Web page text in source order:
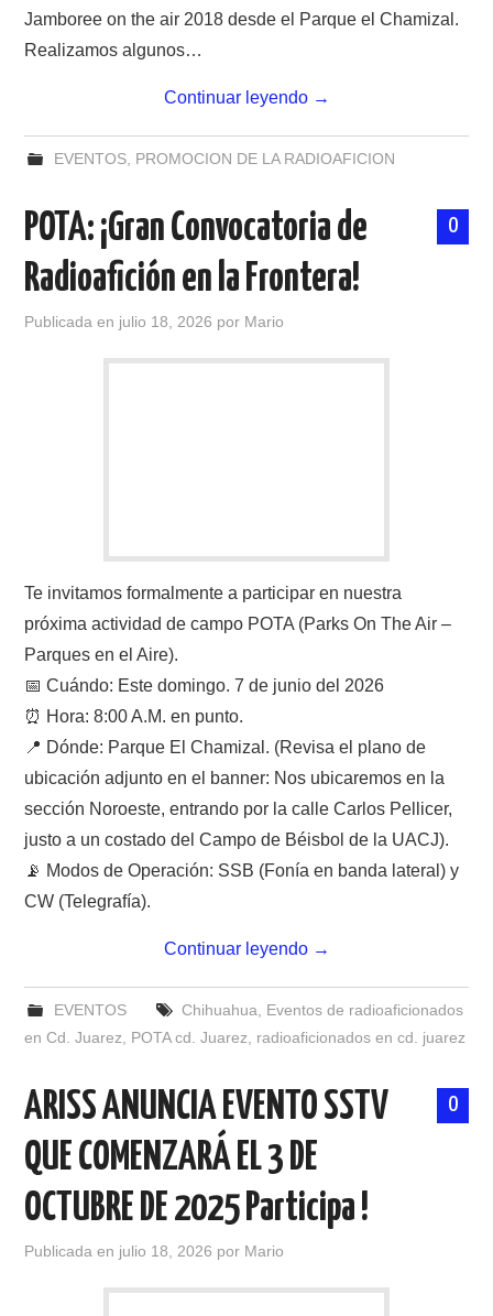
Jamboree on the air 2018 desde el Parque el Chamizal.
Realizamos algunos…
Continuar leyendo →
EVENTOS, PROMOCION DE LA RADIOAFICION
0
POTA: ¡Gran Convocatoria de
Radioafición en la Frontera!
Publicada en julio 18, 2026 por Mario
Te invitamos formalmente a participar en nuestra
próxima actividad de campo POTA (Parks On The Air –
Parques en el Aire).
📅 Cuándo: Este domingo. 7 de junio del 2026
⏰ Hora: 8:00 A.M. en punto.
📍 Dónde: Parque El Chamizal. (Revisa el plano de
ubicación adjunto en el banner: Nos ubicaremos en la
sección Noroeste, entrando por la calle Carlos Pellicer,
justo a un costado del Campo de Béisbol de la UACJ).
📡 Modos de Operación: SSB (Fonía en banda lateral) y
CW (Telegrafía).
Continuar leyendo →
EVENTOS Chihuahua, Eventos de radioaficionados
en Cd. Juarez, POTA cd. Juarez, radioaficionados en cd. juarez
0
ARISS ANUNCIA EVENTO SSTV
QUE COMENZARÁ EL 3 DE
OCTUBRE DE 2025 Participa !
Publicada en julio 18, 2026 por Mario